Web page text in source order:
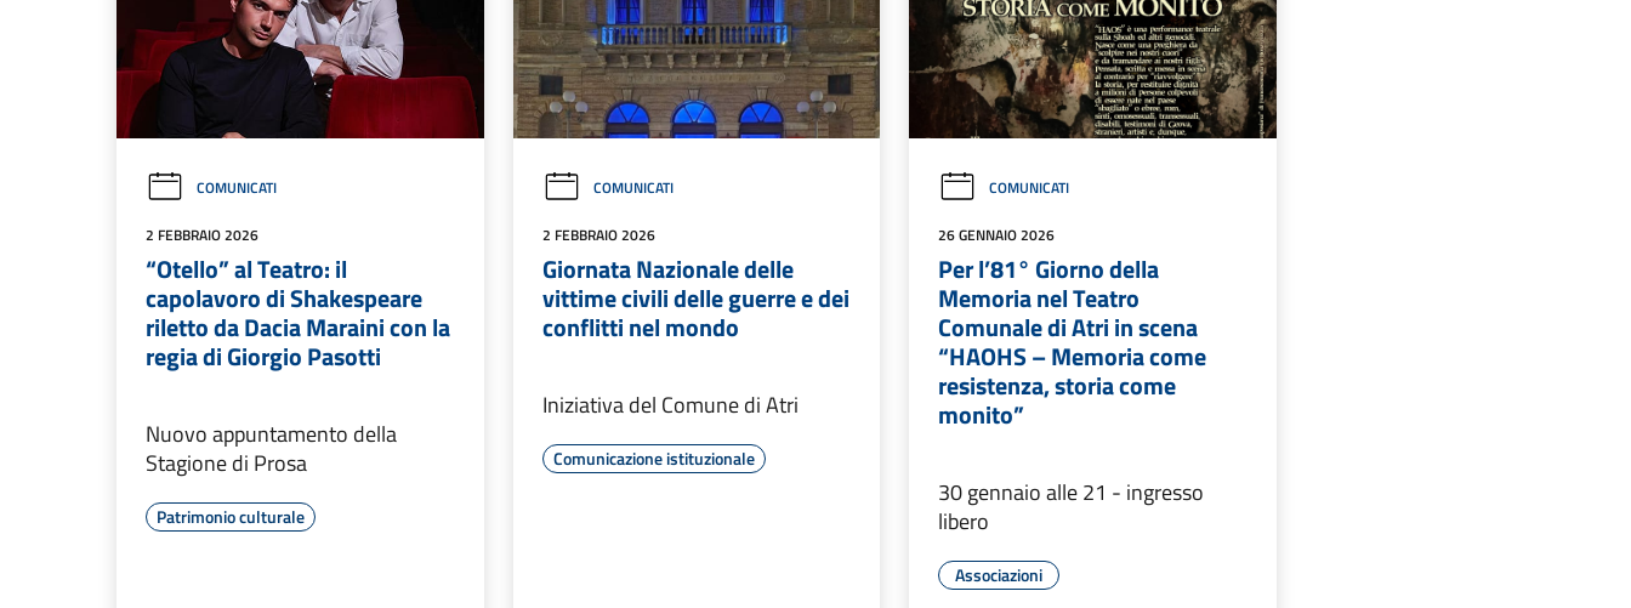
COMUNICATI
2 FEBBRAIO 2026
“Otello” al Teatro: il
capolavoro di Shakespeare
riletto da Dacia Maraini con la
regia di Giorgio Pasotti
Nuovo appuntamento della
Stagione di Prosa
Patrimonio culturale
COMUNICATI
2 FEBBRAIO 2026
Giornata Nazionale delle
vittime civili delle guerre e dei
conflitti nel mondo
Iniziativa del Comune di Atri
Comunicazione istituzionale
COMUNICATI
26 GENNAIO 2026
Per l’81° Giorno della
Memoria nel Teatro
Comunale di Atri in scena
“HAOHS – Memoria come
resistenza, storia come
monito”
30 gennaio alle 21 - ingresso
libero
Associazioni